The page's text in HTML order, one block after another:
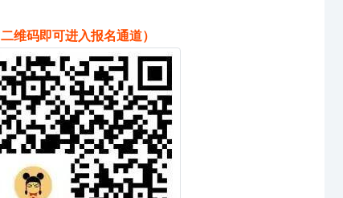
维码即可进入报名通道）